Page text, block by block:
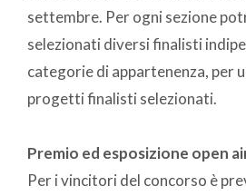
settembre. Per ogni sezione
selezionati diversi finalisti
categorie di appartenenza, per
progetti finalisti selezionati.
Premio ed esposizione open
Per i vincitori del concorso è